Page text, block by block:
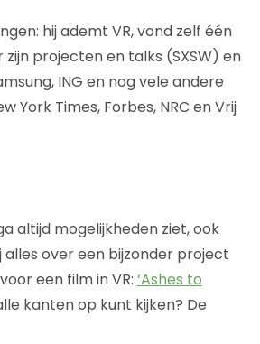
hij ademt VR, vond zelf één
projecten en talks (SXSW) en
ING en nog vele andere
York Times, Forbes, NRC en Vrij
altijd mogelijkheden ziet, ook
over een bijzonder project
een film in VR: ‘Ashes to
kanten op kunt kijken? De